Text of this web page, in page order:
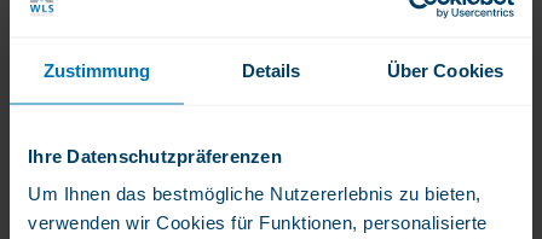
Zustimmung Details Über Cookies
Ihre Datenschutzpräferenzen
Um Ihnen das bestmögliche Nutzererlebnis zu bieten,
verwenden wir Cookies für Funktionen, personalisierte
Unterstützt die Schönheit von innen heraus
Produktbewertungen
Lesen Sie die Erfahrungsberichte anderer
Kunden